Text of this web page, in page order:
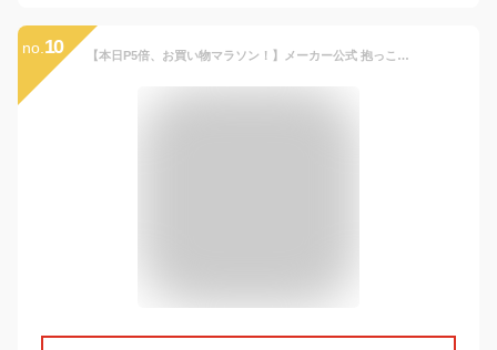
no. 10 【本日P5倍、お買い物マラソン！】メーカー公式 抱っこ紐 だっこひも 0歳 1歳 2歳 3歳 抱っこひも デニム チェック 帆布 迷彩 カモフラ 簡単 抱っこ メンズ コンパクト papakoso パパコソ パパ用 papa-dakko パパダッコ M L XL 2本目 出産祝い 誕生日 プレゼント パパコソ